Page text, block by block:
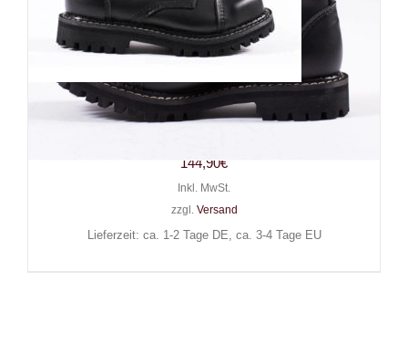
Angry Itch 10-Loch Gothic
144,90€
Inkl. MwSt.
zzgl. Versand
Lieferzeit: ca. 1-2 Tage DE, ca. 3-4 Tage EU